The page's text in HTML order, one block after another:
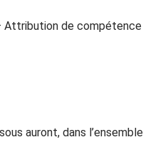
Attribution de compétence
auront, dans l’ensemble